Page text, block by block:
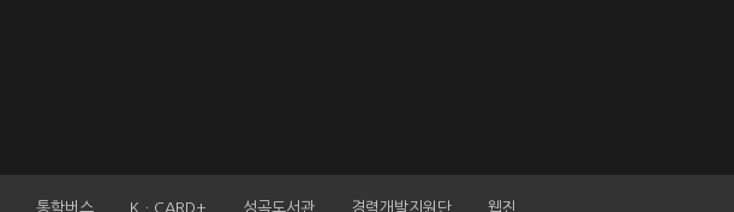
통학버스 KㆍCARD+ 성곡도서관 경력개발지원단 웹진